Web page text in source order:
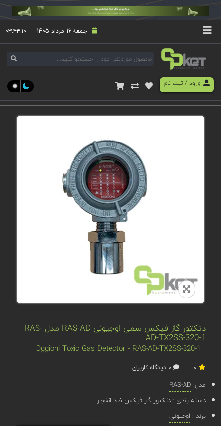
جمعه 16 مرداد 1405 ۰۳:۴۴:۱۰
ورود/ ثبت نام
دتکتور گاز فیکس سمی اوجیونی RAS-AD مدل RAS-
AD-TX2SS-320-1
Oggioni Toxic Gas Detector - RAS-AD-TX2SS-320-1
مدل: RAS-AD
دسته بندی :دتکتور گاز فیکس ضد انفجار
برند : اوجیونی